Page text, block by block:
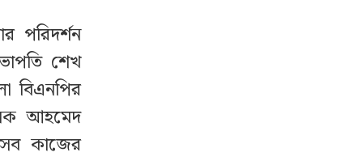
পরিদর্শন
শেখ
বিএনপির
আহমেদ
কাজের